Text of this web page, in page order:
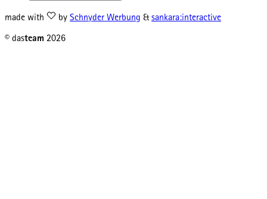
made with by Schnyder Werbung & sankara:interactive
© dasteam 2026